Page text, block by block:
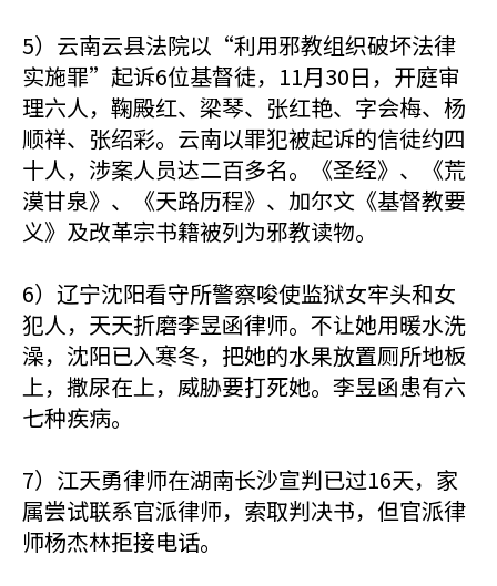
5）云南云县法院以“利用邪教组织破坏法律
实施罪”起诉6位基督徒，11月30日，开庭审
理六人，鞠殿红、梁琴、张红艳、字会梅、杨
顺祥、张绍彩。云南以罪犯被起诉的信徒约四
十人，涉案人员达二百多名。《圣经》、《荒
漠甘泉》、《天路历程》、加尔文《基督教要
义》及改革宗书籍被列为邪教读物。
6）辽宁沈阳看守所警察唆使监狱女牢头和女
犯人，天天折磨李昱函律师。不让她用暖水洗
澡，沈阳已入寒冬，把她的水果放置厕所地板
上，撒尿在上，威胁要打死她。李昱函患有六
七种疾病。
7）江天勇律师在湖南长沙宣判已过16天，家
属尝试联系官派律师，索取判决书，但官派律
师杨杰林拒接电话。